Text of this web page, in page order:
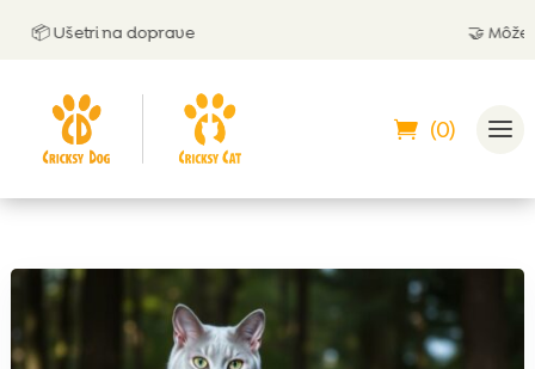
📦 Ušetri na doprave 🤝 Môžeš
(0)